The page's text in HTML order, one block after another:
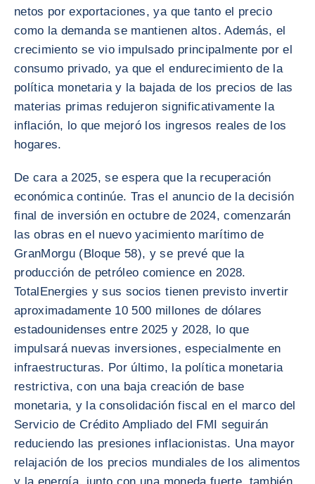
netos por exportaciones, ya que tanto el precio
como la demanda se mantienen altos. Además, el
crecimiento se vio impulsado principalmente por el
consumo privado, ya que el endurecimiento de la
política monetaria y la bajada de los precios de las
materias primas redujeron significativamente la
inflación, lo que mejoró los ingresos reales de los
hogares.
De cara a 2025, se espera que la recuperación
económica continúe. Tras el anuncio de la decisión
final de inversión en octubre de 2024, comenzarán
las obras en el nuevo yacimiento marítimo de
GranMorgu (Bloque 58), y se prevé que la
producción de petróleo comience en 2028.
TotalEnergies y sus socios tienen previsto invertir
aproximadamente 10 500 millones de dólares
estadounidenses entre 2025 y 2028, lo que
impulsará nuevas inversiones, especialmente en
infraestructuras. Por último, la política monetaria
restrictiva, con una baja creación de base
monetaria, y la consolidación fiscal en el marco del
Servicio de Crédito Ampliado del FMI seguirán
reduciendo las presiones inflacionistas. Una mayor
relajación de los precios mundiales de los alimentos